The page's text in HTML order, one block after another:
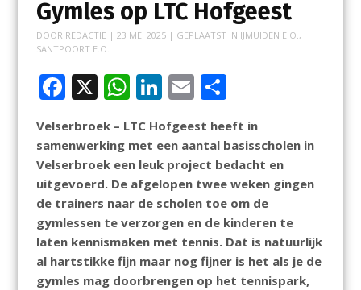
Gymles op LTC Hofgeest
DOOR REDACTIE | 23 MEI 2025| GEPLAATST IN IJMUIDEN E.O. ,
SANTPOORT E.O.
F
ac
e
b
o
o
k
X W
at
s
A
p
p
Li
n
k
e
dI
n
E
m
ai
l
D
el
e
n
Velserbroek – LTC Hofgeest heeft in
samenwerking met een aantal basisscholen in
Velserbroek een leuk project bedacht en
uitgevoerd. De afgelopen twee weken gingen
de trainers naar de scholen toe om de
gymlessen te verzorgen en de kinderen te
laten kennismaken met tennis. Dat is natuurlijk
al hartstikke fijn maar nog fijner is het als je de
gymles mag doorbrengen op het tennispark,